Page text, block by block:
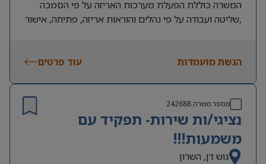
המשרה כוללת הפעלת מערכות האריזה על פי הסמכה
,שליטה ועבודה על פי נהלים והוראות אריזה, פתיחה, אישור
המשרה ללא נסיון!
הגשת מועמדות עוד פרטים
מספר משרה242688
נציגי/ות שירות- תפקיד עם
משמעות!!!
גוש דן, השרון